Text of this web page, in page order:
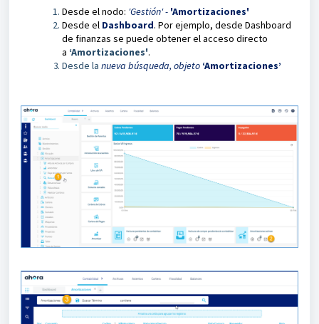
Desde el nodo: 'Gestión' - 'Amortizaciones'
Desde el Dashboard. Por ejemplo, desde Dashboard
de finanzas se puede obtener el acceso directo
a ‘Amortizaciones'.
Desde la nueva búsqueda, objeto ‘Amortizaciones’